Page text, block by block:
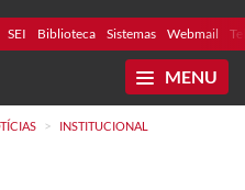
SEI Biblioteca Sistemas Webmail
MENU
> INSTITUCIONAL